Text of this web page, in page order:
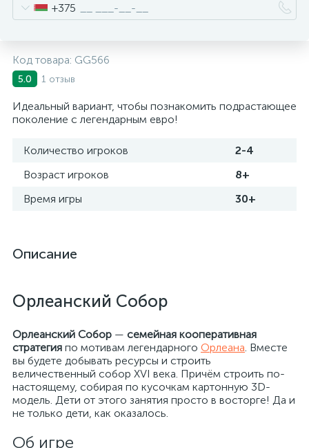
+375
Код товара: GG566
5.0 1 отзыв
Идеальный вариант, чтобы познакомить подрастающее
поколение с легендарным евро!
Количество игроков
2-4
Возраст игроков
8+
Время игры
30+
Описание
Орлеанский Собор
Орлеанский Собор — семейная кооперативная
стратегия по мотивам легендарного Орлеана. Вместе
вы будете добывать ресурсы и строить
величественный собор XVI века. Причём строить по-
настоящему, собирая по кусочкам картонную 3D-
модель. Дети от этого занятия просто в восторге! Да и
не только дети, как оказалось.
Об игре